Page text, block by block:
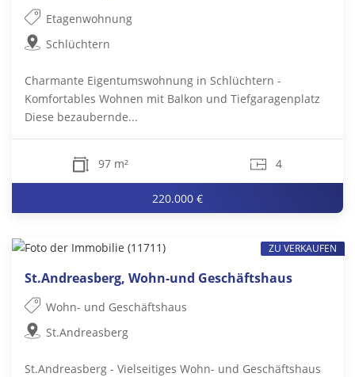
Etagenwohnung
Schlüchtern
Charmante Eigentumswohnung in Schlüchtern -
Komfortables Wohnen mit Balkon und Tiefgaragenplatz
Diese bezaubernde...
97 m² 4
220.000 €
St.Andreasberg, Wohn-und Geschäftshaus
Wohn- und Geschäftshaus
St.Andreasberg
St.Andreasberg - Vielseitiges Wohn- und Geschäftshaus
ZU VERKAUFEN